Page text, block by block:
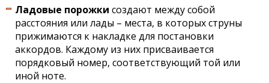
Ладовые порожки создают между собой
расстояния или лады – места, в которых струны
прижимаются к накладке для постановки
аккордов. Каждому из них присваивается
порядковый номер, соответствующий той или
иной ноте.